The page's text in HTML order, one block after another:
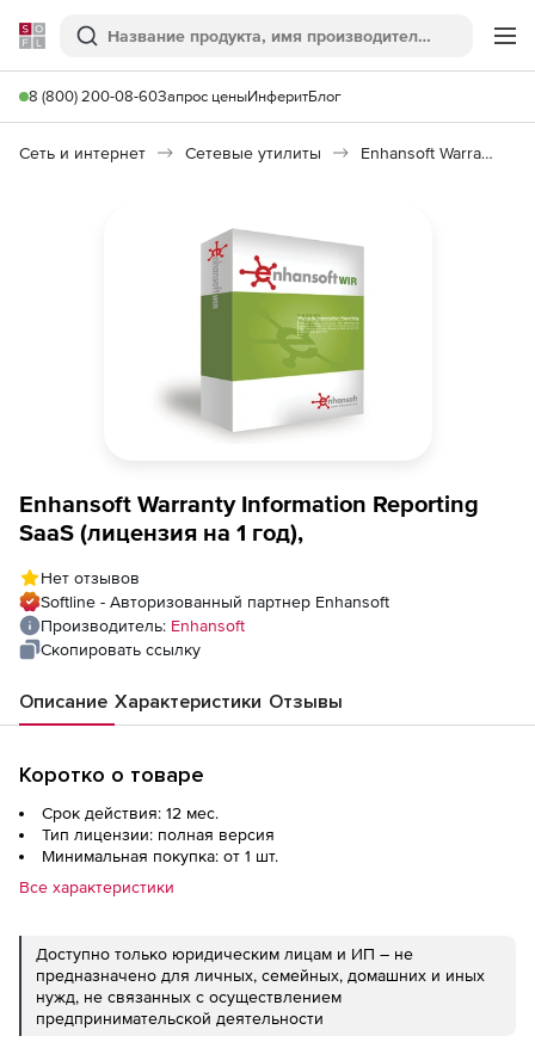
Softline
Поиск
8 (800) 200-08-60Запрос ценыИнферитБлог
Сеть и интернет Сетевые утилиты Enhansoft Warranty Information Reporting
Enhansoft Warranty Information Reporting
SaaS (лицензия на 1 год),
Нет отзывов
Softline - Авторизованный партнер Enhansoft
Производитель: Enhansoft
Скопировать ссылку
Описание Характеристики Отзывы
Коротко о товаре
Срок действия: 12 мес.
Тип лицензии: полная версия
Минимальная покупка: от 1 шт.
Все характеристики
Доступно только юридическим лицам и ИП – не
предназначено для личных, семейных, домашних и иных
нужд, не связанных с осуществлением
предпринимательской деятельности